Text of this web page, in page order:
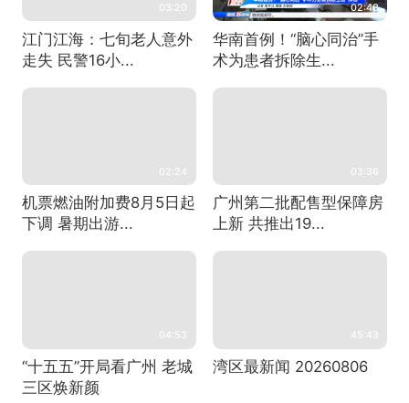
03:20
江门江海：七旬老人意外
走失 民警16小...
02:43
华南首例！“脑心同治”手
术为患者拆除生...
02:24
机票燃油附加费8月5日起
下调 暑期出游...
03:36
广州第二批配售型保障房
上新 共推出19...
04:53
“十五五”开局看广州 老城
三区焕新颜
45:43
湾区最新闻 20260806